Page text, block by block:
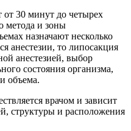
от 30 минут до четырех
метода и зоны
назначают несколько
анестезии, то липосакция
анестезией, выбор
состояния организма,
объема.
врачом и зависит
структуры и расположения